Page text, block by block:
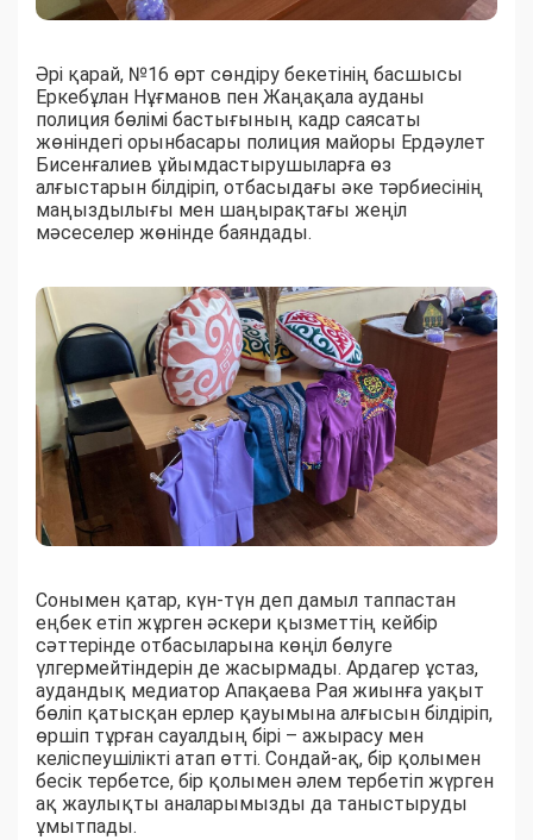
Әрі қарай, №16 өрт сөндіру бекетінің басшысы
Еркебұлан Нұғманов пен Жаңақала ауданы
полиция бөлімі бастығының кадр саясаты
жөніндегі орынбасары полиция майоры Ердәулет
Бисенғалиев ұйымдастырушыларға өз
алғыстарын білдіріп, отбасыдағы әке тәрбиесінің
маңыздылығы мен шаңырақтағы жеңіл
мәсеселер жөнінде баяндады.
Сонымен қатар, күн-түн деп дамыл таппастан
еңбек етіп жұрген әскери қызметтің кейбір
сәттерінде отбасыларына көңіл бөлуге
үлгермейтіндерін де жасырмады. Ардагер ұстаз,
аудандық медиатор Апақаева Рая жиынға уақыт
бөліп қатысқан ерлер қауымына алғысын білдіріп,
өршіп тұрған сауалдың бірі – ажырасу мен
келіспеушілікті атап өтті. Сондай-ақ, бір қолымен
бесік тербетсе, бір қолымен әлем тербетіп жүрген
ақ жаулықты аналарымызды да таныстыруды
ұмытпады.